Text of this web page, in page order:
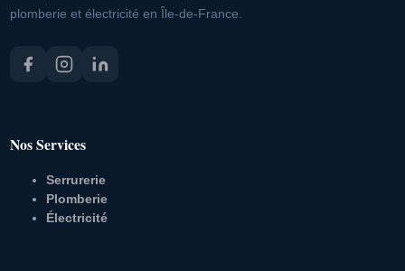
plomberie et électricité en Île-de-France.
Nos Services
Serrurerie
Plomberie
Électricité